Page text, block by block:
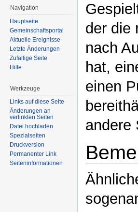
der die
nach
hat,
einen
andere
Navigation
Hauptseite
Gemeinschaftsportal
Aktuelle Ereignisse
Letzte Änderungen
Zufällige Seite
Hilfe
Werkzeuge
Links auf diese Seite
Änderungen an
verlinkten Seiten
Datei hochladen
Spezialseiten
Druckversion
Permanenter Link
Seiteninformationen